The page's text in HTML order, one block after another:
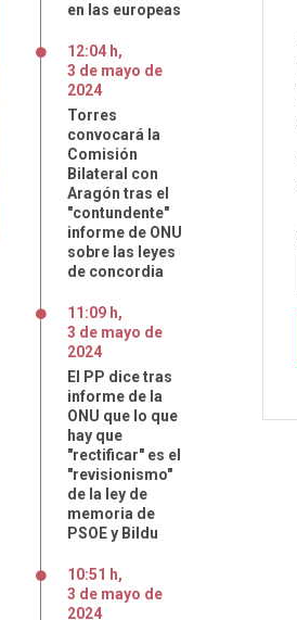
en las europeas
12:04 h,
3 de mayo de
2024
Torres
convocará la
Comisión
Bilateral con
Aragón tras el
"contundente"
informe de ONU
sobre las leyes
de concordia
11:09 h,
3 de mayo de
2024
El PP dice tras
informe de la
ONU que lo que
hay que
"rectificar" es el
"revisionismo"
de la ley de
memoria de
PSOE y Bildu
10:51 h,
3 de mayo de
2024